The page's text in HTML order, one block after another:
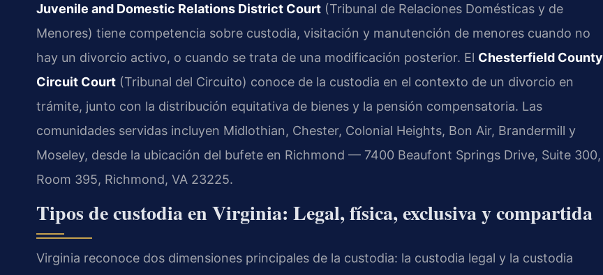
Juvenile and Domestic Relations District Court (Tribunal de Relaciones Domésticas y de
Menores) tiene competencia sobre custodia, visitación y manutención de menores cuando no
hay un divorcio activo, o cuando se trata de una modificación posterior. El Chesterfield County
Circuit Court (Tribunal del Circuito) conoce de la custodia en el contexto de un divorcio en
trámite, junto con la distribución equitativa de bienes y la pensión compensatoria. Las
comunidades servidas incluyen Midlothian, Chester, Colonial Heights, Bon Air, Brandermill y
Moseley, desde la ubicación del bufete en Richmond — 7400 Beaufont Springs Drive, Suite 300,
Room 395, Richmond, VA 23225.
Tipos de custodia en Virginia: Legal, física, exclusiva y compartida
Virginia reconoce dos dimensiones principales de la custodia: la custodia legal y la custodia